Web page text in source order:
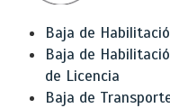
Baja de
Baja de
de Licencia
Baja de